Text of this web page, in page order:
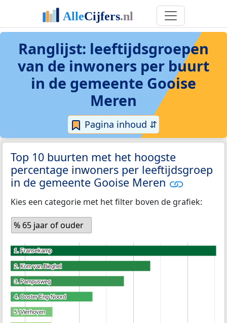
Ranglijst: leeftijdsgroepen
van de inwoners per buurt
in de gemeente Gooise
Meren
Pagina inhoud ⇵
Top 10 buurten met het hoogste
percentage inwoners per leeftijdsgroep
in de gemeente Gooise Meren
Kies een categorie met het filter boven de grafiek:
% 65 jaar of ouder
1. Fransekamp
1. Fransekamp
2. Kom van Bieghel
2. Kom van Bieghel
3. Pampusweg
3. Pampusweg
4. Ooster Eng-Noord
4. Ooster Eng-Noord
5. Vierhoven
5. Vierhoven